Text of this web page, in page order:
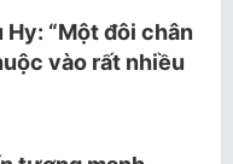
“Một đôi chân
vào rất nhiều